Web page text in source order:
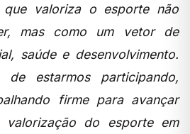
que valoriza o esporte não
mas como um vetor de
saúde e desenvolvimento.
estarmos participando,
firme para avançar
do esporte em